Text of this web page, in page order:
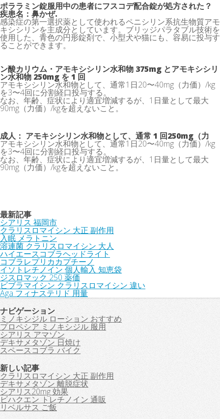
ポララミン錠服用中の患者にフスコデ配合錠が処方された？
疾患名：鼻かぜ.
感染症の第一選択薬として使われるペニシリン系抗生物質アモ
キシシリンを主成分としています。ブリッジパラタブル技術を
使用した、青色の円形錠剤で、小型犬や猫にも、容易に投与す
ることができます。
ン酸カリウム・アモキシシリン水和物 375mg とアモキシシリ
ン水和物 250mg を 1 回
アモキシシリン水和物として、通常1日20〜40mg（力価）/kg
を3〜4回に分割経口投与する。
なお、年齢、症状により適宜増減するが、1日量として最大
90mg（力価）/kgを超えないこと。
成人： アモキシシリン水和物として、通常 1 回250mg（力
アモキシシリン水和物として、通常1日20〜40mg（力価）/kg
を3〜4回に分割経口投与する。
なお、年齢、症状により適宜増減するが、1日量として最大
90mg（力価）/kgを超えないこと。
最新記事
シアリス 福岡市
クラリスロマイシン 大正 副作用
入眠 メラトニン
溶連菌 クラリスロマイシン 大人
ハイエースコブラヘッドライト
コブラレプリカカプチーノ
イソトレチノイン 個人輸入 知恵袋
ジスロマック 250 薬価
ビブラマイシン クラリスロマイシン 違い
Aga フィナステリド 用量
ナビゲーション
ミノキシジル ローション おすすめ
プロペシア ミノキシジル 服用
シアリス アマゾン
デキサメタゾン 日焼け
スペースコブラ バイク
新しい記事
クラリスロマイシン 大正 副作用
デキサメタゾン 離脱症状
シアリス20mg 効果
ビハクエン トレチノイン 通販
リベルサス ご飯